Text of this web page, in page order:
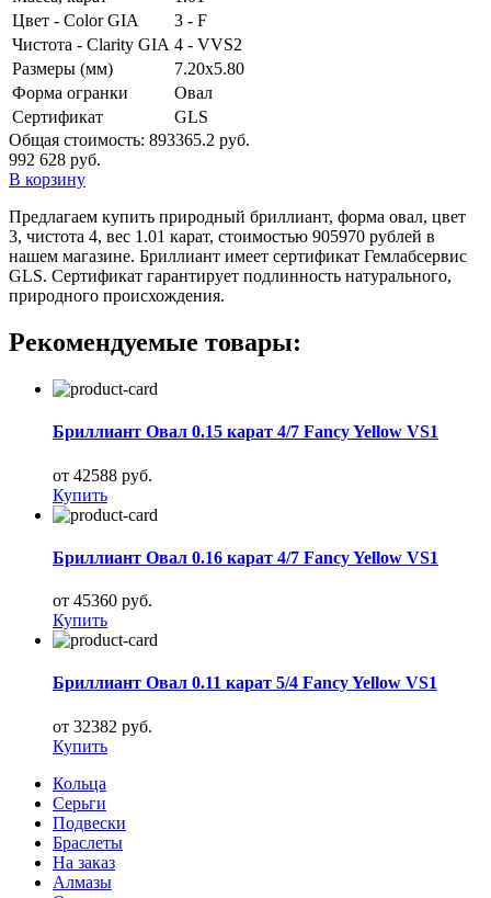
Цвет - Color GIA
3 - F
Чистота - Clarity GIA 4 - VVS2
Размеры (мм)
7.20x5.80
Форма огранки
Овал
Сертификат
GLS
Общая стоимость: 893365.2 руб.
992 628 руб.
В корзину
Предлагаем купить природный бриллиант, форма овал, цвет
3, чистота 4, вес 1.01 карат, стоимостью 905970 рублей в
нашем магазине. Бриллиант имеет сертификат Гемлабсервис
GLS. Сертификат гарантирует подлинность натурального,
природного происхождения.
Рекомендуемые товары:
Бриллиант Овал 0.15 карат 4/7 Fancy Yellow VS1
от 42588 руб.
Купить
Бриллиант Овал 0.16 карат 4/7 Fancy Yellow VS1
от 45360 руб.
Купить
Бриллиант Овал 0.11 карат 5/4 Fancy Yellow VS1
от 32382 руб.
Купить
Кольца
Серьги
Подвески
Браслеты
На заказ
Алмазы